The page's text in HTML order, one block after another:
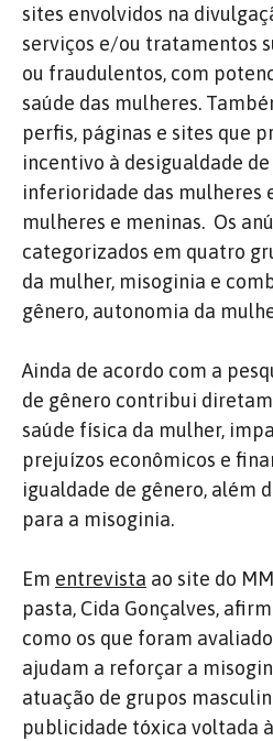
sites envolvidos na
serviços e/ou tratamentos
ou fraudulentos, com
saúde das mulheres.
perfis, páginas e sites que
incentivo à desigualdade
inferioridade das mulheres
mulheres e meninas. Os
categorizados em quatro
da mulher, misoginia e
gênero, autonomia da
Ainda de acordo com a
de gênero contribui
saúde física da mulher,
prejuízos econômicos e
igualdade de gênero, além
para a misoginia.
Em entrevista ao site do
pasta, Cida Gonçalves,
como os que foram
ajudam a reforçar a
atuação de grupos
publicidade tóxica voltada